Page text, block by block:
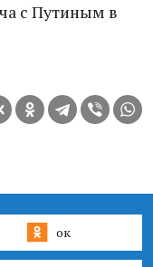
с Путиным в
ок